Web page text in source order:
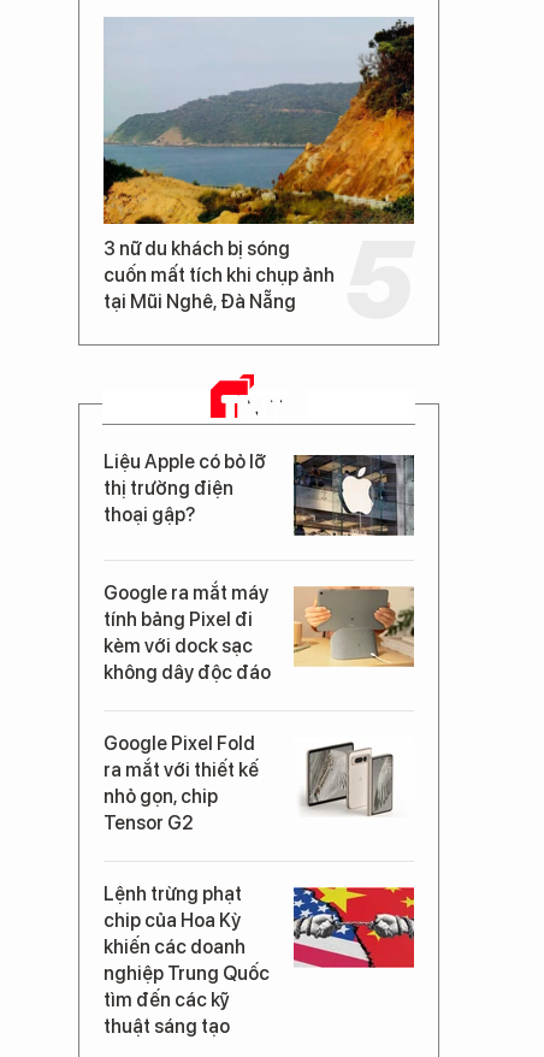
3 nữ du khách bị sóng
cuốn mất tích khi chụp ảnh
tại Mũi Nghê, Đà Nẵng
TIN MỚI
Liệu Apple có bỏ lỡ
thị trường điện
thoại gập?
Google ra mắt máy
tính bảng Pixel đi
kèm với dock sạc
không dây độc đáo
Google Pixel Fold
ra mắt với thiết kế
nhỏ gọn, chip
Tensor G2
Lệnh trừng phạt
chip của Hoa Kỳ
khiến các doanh
nghiệp Trung Quốc
tìm đến các kỹ
thuật sáng tạo